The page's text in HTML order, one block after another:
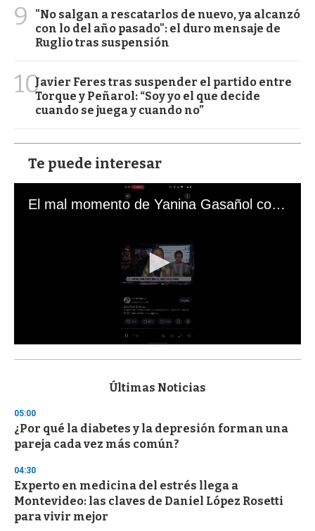
9
"No salgan a rescatarlos de nuevo, ya alcanzó
con lo del año pasado": el duro mensaje de
Ruglio tras suspensión
10Javier Feres tras suspender el partido entre
Torque y Peñarol: “Soy yo el que decide
cuando se juega y cuando no”
Te puede interesar
El mal momento de Yanina Gasañol con un hincha argentino en "Subrayado"
s
d
s
o
f
3
s
e
c
o
Últimas Noticias
05:00
¿Por qué la diabetes y la depresión forman una
pareja cada vez más común?
04:30
Experto en medicina del estrés llega a
Montevideo: las claves de Daniel López Rosetti
para vivir mejor